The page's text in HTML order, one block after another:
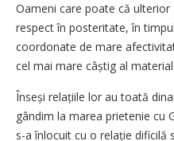
Oameni care poate că
respect în posteritate, în
coordonate de mare
cel mai mare câștig al
Înseși relațiile lor au toată
gândim la marea prietenie cu
s-a înlocuit cu o relație dificilă